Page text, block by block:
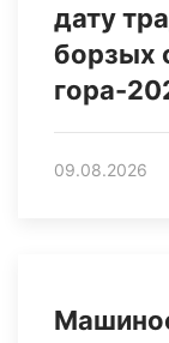
дату
борзых
гора-
09.08.2026